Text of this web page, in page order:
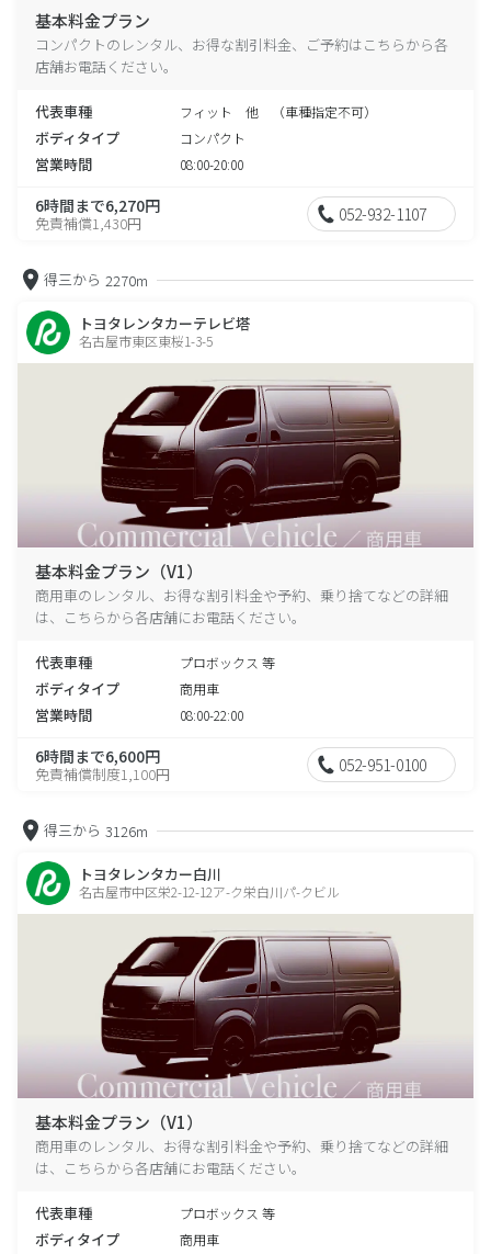
基本料金プラン
コンパクトのレンタル、お得な割引料金、ご予約はこちらから各
店舗お電話ください。
代表車種 フィット 他 （車種指定不可）
ボディタイプ コンパクト
営業時間 08:00-20:00
6時間まで6,270円
免責補償1,430円 052-932-1107
得三から 2270m
トヨタレンタカーテレビ塔
名古屋市東区東桜1-3-5
基本料金プラン（V1）
商用車のレンタル、お得な割引料金や予約、乗り捨てなどの詳細
は、こちらから各店舗にお電話ください。
代表車種 プロボックス 等
ボディタイプ 商用車
営業時間 08:00-22:00
6時間まで6,600円
免責補償制度1,100円 052-951-0100
得三から 3126m
トヨタレンタカー白川
名古屋市中区栄2-12-12ア-ク栄白川パ-クビル
基本料金プラン（V1）
商用車のレンタル、お得な割引料金や予約、乗り捨てなどの詳細
は、こちらから各店舗にお電話ください。
代表車種 プロボックス 等
ボディタイプ 商用車